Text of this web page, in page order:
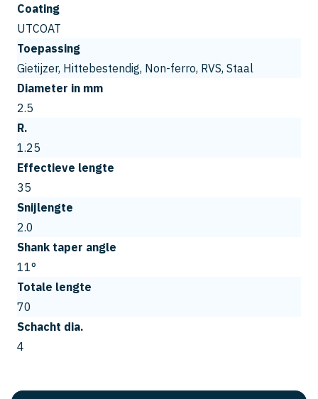
Coating
UTCOAT
Toepassing
Gietijzer, Hittebestendig, Non-ferro, RVS, Staal
Diameter in mm
2.5
R.
1.25
Effectieve lengte
35
Snijlengte
2.0
Shank taper angle
11°
Totale lengte
70
Schacht dia.
4